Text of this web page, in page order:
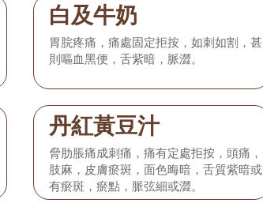
白及牛奶
胃脘疼痛，痛處固定拒按，如刺如割，甚
則嘔血黑便，舌紫暗，脈澀。
丹紅黃豆汁
脅肋脹痛成刺痛，痛有定處拒按，頭痛，
肢麻，皮膚瘀斑，面色晦暗，舌質紫暗或
有瘀斑，瘀點，脈弦細或澀。